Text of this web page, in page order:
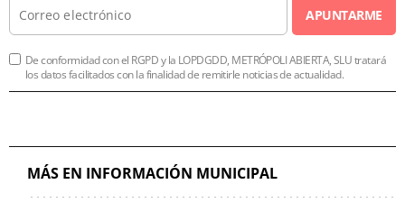
APUNTARME
De conformidad con el RGPD y la LOPDGDD, METRÓPOLI ABIERTA, SLU tratará
los datos facilitados con la finalidad de remitirle noticias de actualidad.
MÁS EN INFORMACIÓN MUNICIPAL